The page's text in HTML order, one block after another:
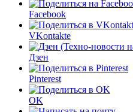
Facebook
VKontakte
Дзен
Pinterest
OK